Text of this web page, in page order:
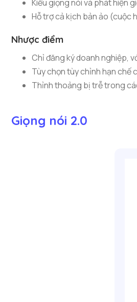
Kiểu giọng nói và phát hiện
Hỗ trợ cả kịch bản ảo (cuộc
Nhược điểm
Chỉ đăng ký doanh nghiệp,
Tùy chọn tùy chỉnh hạn chế
Thỉnh thoảng bị trễ trong
Giọng nói 2.0